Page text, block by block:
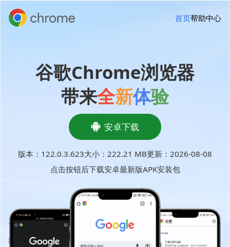
首页帮助中心
谷歌Chrome浏览器
带来全新体验
安卓下载
版本： 122.0.3.623大小： 222.21 MB更新：2026-08-08
点击按钮后下载安卓最新版APK安装包